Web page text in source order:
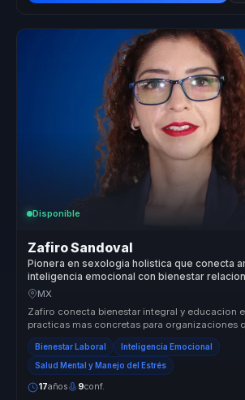
Disponible
Zafiro Sandoval
Pionera en sexologia holistica que conecta
inteligencia emocional con bienestar
equipos.
MX
Zafiro conecta bienestar integral y educacion
practicas mas concretas para organizaciones
relaciones mas sanas, ...
Bienestar Laboral Inteligencia Emocional
Salud Mental y Manejo del Estrés
17años 9conf.